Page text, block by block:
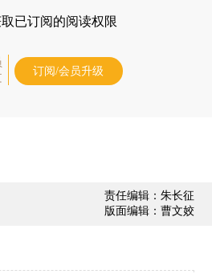
取已订阅的阅读权限
订阅/会员升级
责任编辑：朱长征
版面编辑：曹文姣